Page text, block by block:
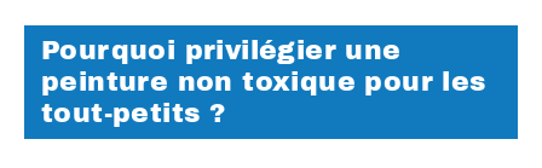
Pourquoi privilégier une
peinture non toxique pour les
tout-petits ?